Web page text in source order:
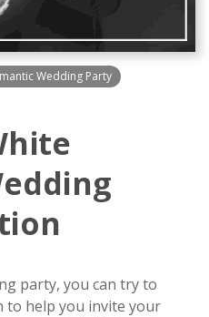
Wedding Party
party, you can try to
to help you invite your